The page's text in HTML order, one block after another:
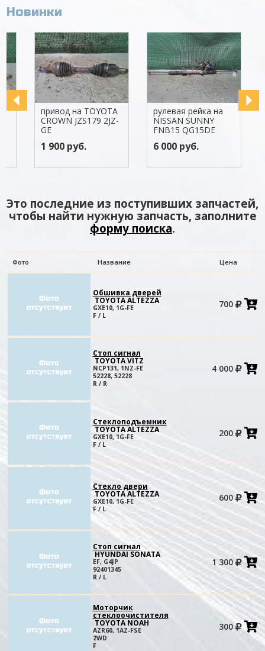
Новинки
привод на TOYOTA
CROWN JZS179 2JZ-
1 900 руб.
рулевая рейка на
NISSAN SUNNY
FNB15 QG15DE
6 000 руб.
Это последние из поступивших запчастей,
чтобы найти нужную запчасть, заполните
форму поиска.
Фото Название Цена
Обшивка дверей
TOYOTA ALTEZZA
GXE10, 1G-FE
F / L
700
Стоп сигнал
TOYOTA VITZ
NCP131, 1NZ-FE
52228, 52228
R / R
4 000
Стеклоподъемник
TOYOTA ALTEZZA
GXE10, 1G-FE
F / L
200
Стекло двери
TOYOTA ALTEZZA
GXE10, 1G-FE
F / L
600 в
Стоп сигнал
HYUNDAI SONATA
EF, G4JP
92401345
R / L
1 300 в
Моторчик
стеклоочистителя
TOYOTA NOAH
AZR60, 1AZ-FSE
2WD
F
300 в